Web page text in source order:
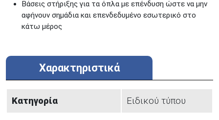
Βάσεις στήριξης για τα όπλα με επένδυση ώστε να μην
αφήνουν σημάδια και επενδεδυμένο εσωτερικό στο
κάτω μέρος
Χαρακτηριστικά
Κατηγορία Ειδικού τύπου